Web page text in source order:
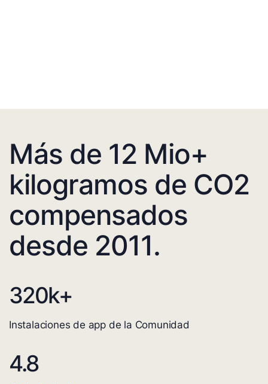
Más de 12 Mio+
kilogramos de CO2
compensados
desde 2011.
320k+
Instalaciones de app de la Comunidad
4.8